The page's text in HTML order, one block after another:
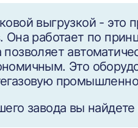
выгрузкой - это
Она работает по
Это
завода вы